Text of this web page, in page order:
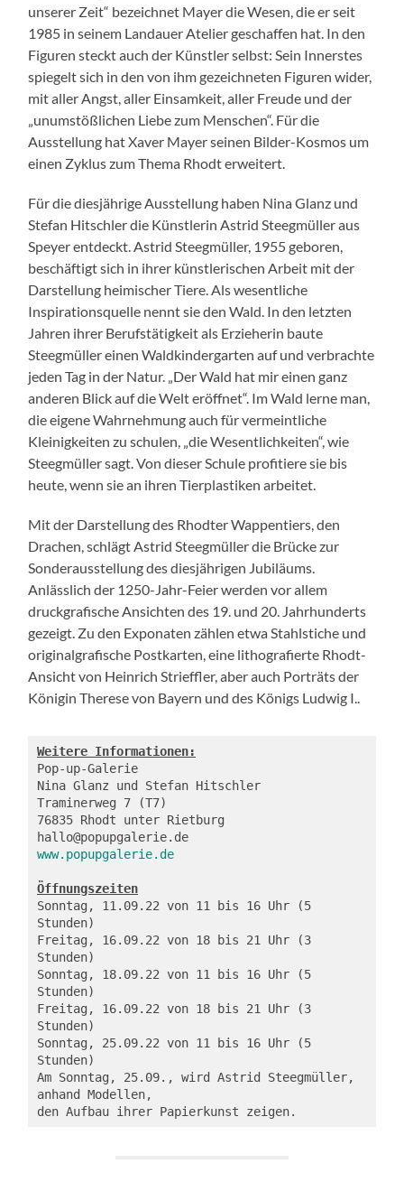
unserer Zeit“ bezeichnet Mayer die Wesen, die er seit
1985 in seinem Landauer Atelier geschaffen hat. In den
Figuren steckt auch der Künstler selbst: Sein Innerstes
spiegelt sich in den von ihm gezeichneten Figuren wider,
mit aller Angst, aller Einsamkeit, aller Freude und der
„unumstößlichen Liebe zum Menschen“. Für die
Ausstellung hat Xaver Mayer seinen Bilder-Kosmos um
einen Zyklus zum Thema Rhodt erweitert.
Für die diesjährige Ausstellung haben Nina Glanz und
Stefan Hitschler die Künstlerin Astrid Steegmüller aus
Speyer entdeckt. Astrid Steegmüller, 1955 geboren,
beschäftigt sich in ihrer künstlerischen Arbeit mit der
Darstellung heimischer Tiere. Als wesentliche
Inspirationsquelle nennt sie den Wald. In den letzten
Jahren ihrer Berufstätigkeit als Erzieherin baute
Steegmüller einen Waldkindergarten auf und verbrachte
jeden Tag in der Natur. „Der Wald hat mir einen ganz
anderen Blick auf die Welt eröffnet“. Im Wald lerne man,
die eigene Wahrnehmung auch für vermeintliche
Kleinigkeiten zu schulen, „die Wesentlichkeiten“, wie
Steegmüller sagt. Von dieser Schule profitiere sie bis
heute, wenn sie an ihren Tierplastiken arbeitet.
Mit der Darstellung des Rhodter Wappentiers, den
Drachen, schlägt Astrid Steegmüller die Brücke zur
Sonderausstellung des diesjährigen Jubiläums.
Anlässlich der 1250-Jahr-Feier werden vor allem
druckgrafische Ansichten des 19. und 20. Jahrhunderts
gezeigt. Zu den Exponaten zählen etwa Stahlstiche und
originalgrafische Postkarten, eine lithografierte Rhodt-
Ansicht von Heinrich Strieffler, aber auch Porträts der
Königin Therese von Bayern und des Königs Ludwig I..
Weitere Informationen:
Pop-up-Galerie
Nina Glanz und Stefan Hitschler
Traminerweg 7 (T7)
76835 Rhodt unter Rietburg
hallo@popupgalerie.de
www.popupgalerie.de
Öffnungszeiten
Sonntag, 11.09.22 von 11 bis 16 Uhr (5
Stunden)
Freitag, 16.09.22 von 18 bis 21 Uhr (3
Stunden)
Sonntag, 18.09.22 von 11 bis 16 Uhr (5
Stunden)
Freitag, 16.09.22 von 18 bis 21 Uhr (3
Stunden)
Sonntag, 25.09.22 von 11 bis 16 Uhr (5
Stunden)
Am Sonntag, 25.09., wird Astrid Steegmüller,
anhand Modellen,
den Aufbau ihrer Papierkunst zeigen.